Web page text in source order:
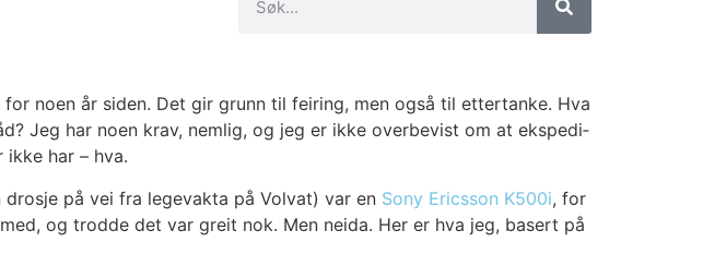
noen år siden. Det gir grunn til fei­ring, men også til etter­tan­ke. Hva
Jeg har noen krav, nem­lig, og jeg er ikke over­be­vist om at eks­p­edi­
har – hva.
på vei fra lege­vak­ta på Vol­vat) var en Sony Erics­son K500i, for
og trod­de det var greit nok. Men nei­da. Her er hva jeg, basert på